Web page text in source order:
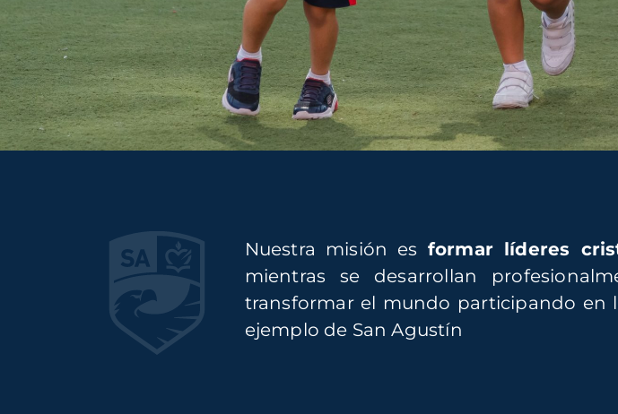
Nuestra misión es formar líderes
mientras se desarrollan
transformar el mundo participando en
ejemplo de San Agustín